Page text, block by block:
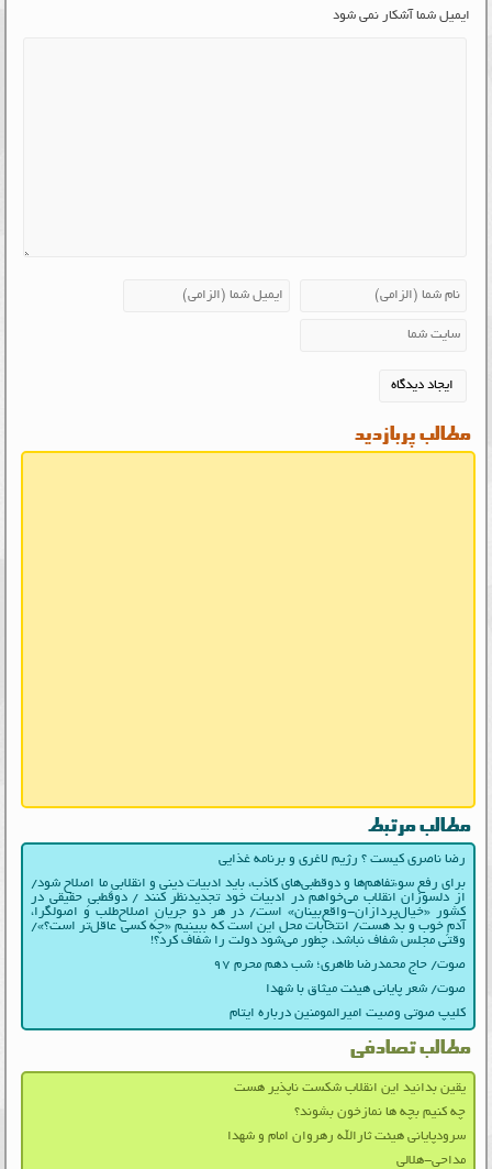
ایمیل شما آشکار نمی شود
مطالب پربازدید
مطالب مرتبط
رضا ناصری کیست ؟ رژیم لاغری و برنامه غذایی
برای رفع سوءتفاهم‌ها و دوقطبی‌های کاذب، باید ادبیات دینی و انقلابیِ ما اصلاح شود/
از دلسوزان انقلاب می‌خواهم در ادبیات‌ خود تجدیدنظر کنند / دوقطبیِ حقیقی در
کشور «خیال‌پردازان-واقع‌بینان» است/ در هر دو جریانِ اصلاح‌طلب و اصولگرا،
آدمِ خوب و بد هست/ انتخابات محل این است که ببینیم «چه کسی عاقل‌تر است؟»/
وقتی مجلس شفاف نباشد، چطور می‌شود دولت را شفاف کرد؟!
صوت/ حاج محمدرضا طاهری؛ شب دهم محرم ۹۷
صوت/ شعر پایانی هیئت میثاق با شهدا
کلیپ صوتی وصیت امیرالمومنین درباره ایتام
مطالب تصادفی
یقین بدانید این انقلاب شکست ناپذیر هست
چه کنیم بچه ها نمازخون بشوند؟
سرودپایانی هیئت ثارالله رهروان امام و شهدا
مداحی-هلالی